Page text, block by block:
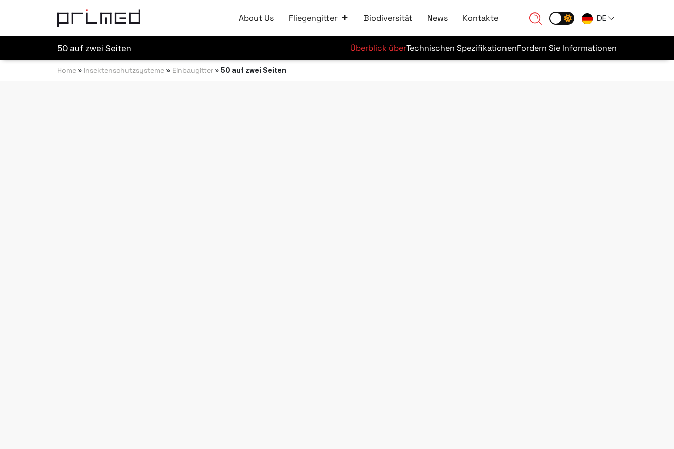
About Us
Fliegengitter Biodiversität News Kontakte DE
50 auf zwei Seiten Überblick überTechnischen SpezifikationenFordern Sie Informationen
Home » Insektenschutzsysteme » Einbaugitter » 50 auf zwei Seiten